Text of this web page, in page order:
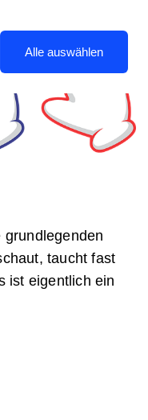
taucht fast
ist eigentlich ein
Alle auswählen